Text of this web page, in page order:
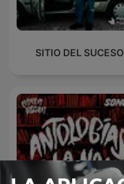
SITIO DEL SUCESO